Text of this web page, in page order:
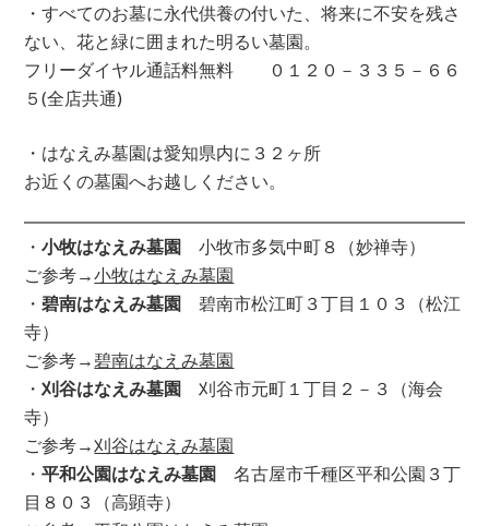
・すべてのお墓に永代供養の付いた、将来に不安を残さ
ない、花と緑に囲まれた明るい墓園。
フリーダイヤル通話料無料 ０１２０－３３５－６６
５(全店共通)
・はなえみ墓園は愛知県内に３２ヶ所
お近くの墓園へお越しください。
・小牧はなえみ墓園 小牧市多気中町８（妙禅寺）
ご参考→小牧はなえみ墓園
・碧南はなえみ墓園 碧南市松江町３丁目１０３（松江
寺）
ご参考→ 碧南はなえみ墓園
・刈谷はなえみ墓園 刈谷市元町１丁目２－３（海会
寺）
ご参考→刈谷はなえみ墓園
・平和公園はなえみ墓園 名古屋市千種区平和公園３丁
目８０３（高顕寺）